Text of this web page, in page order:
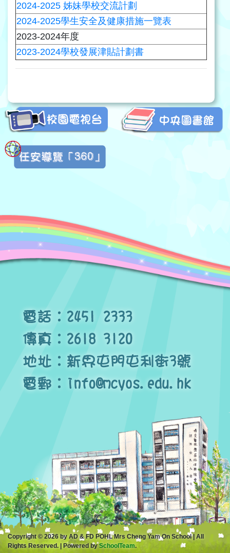
2024-2025 姊妹學校交流計劃
2024-2025學生安全及健康措施一覽表
2023-2024年度
2023-2024學校發展津貼計劃書
Copyright © 2026 by AD & FD POHL Mrs Cheng Yam On School | All
Rights Reserved. | Powered bySchoolTeam.